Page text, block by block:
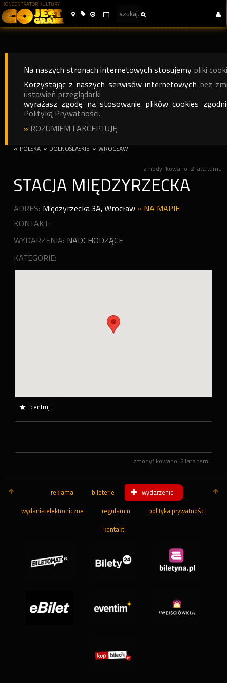
KONCENTRATOR KULTURY
Na naszych stronach internetowych stosujemy pliki
Korzystając z naszych serwisów internetowych bez
ustawień przeglądarki
wyrażasz zgodę na stosowanie plików cookies
Polityką Prywatności.
» ROZUMIEM I AKCEPTUJĘ
« POLSKA « DOLNOŚLĄSKIE « WROCŁAW
zmodyfikowano 2 lata temu
STACJA MIĘDZYRZECKA
ADRES: Międzyrzecka 3A,Wrocław » NA MAPIE
KONTAKT:
WYDARZENIA: NADCHODZĄCE
KATEGORIE:
centruj
zmodyfikowano 2 lata temu
reklama bileterie wydarzenie
wydania elektroniczne regulamin polityka prywatności
kontakt